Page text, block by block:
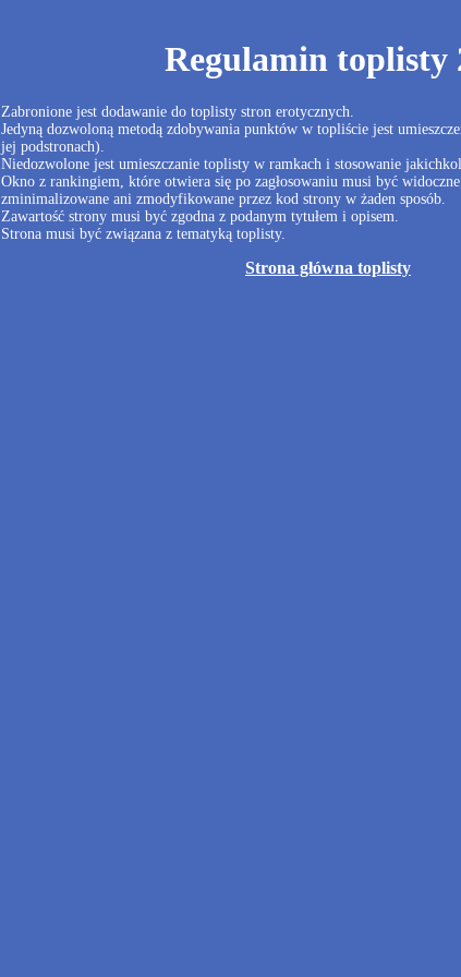
Regulamin toplisty
Zabronione jest dodawanie do toplisty stron erotycznych.
Jedyną dozwoloną metodą zdobywania punktów w topliście jest
jej podstronach).
Niedozwolone jest umieszczanie toplisty w ramkach i stosowanie
Okno z rankingiem, które otwiera się po zagłosowaniu musi być
zminimalizowane ani zmodyfikowane przez kod strony w żaden sposób.
Zawartość strony musi być zgodna z podanym tytułem i opisem.
Strona musi być związana z tematyką toplisty.
Strona główna toplisty